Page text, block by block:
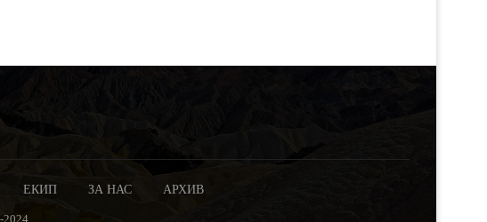
ЕКИП ЗА НАС АРХИВ
2024